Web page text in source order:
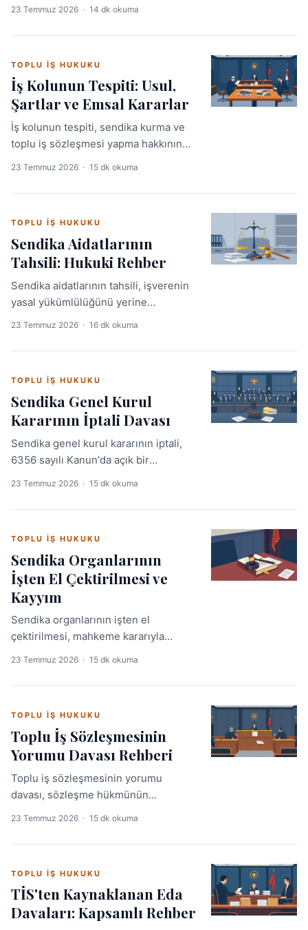
başvurduğu özel bir dava yoludur.
telafi edilemez sonuçlar doğurur.
23 Temmuz 2026 · 14 dk okuma
TOPLU İŞ HUKUKU
İş Kolunun Tespiti: Usul,
Şartlar ve Emsal Kararlar
İş kolunun tespiti, sendika kurma ve
toplu iş sözleşmesi yapma hakkının
mahkemesinde dava açılabilir; bu
açısından belirleyici sonuçlar doğurur.
23 Temmuz 2026 · 15 dk okuma
TOPLU İŞ HUKUKU
Sendika Aidatlarının
Tahsili: Hukuki Rehber
Sendika aidatlarının tahsili, işverenin
yasal yükümlülüğünü yerine
alabileceği bir iş hukuku davasıdır.
yükümlülüğün temel dayanağını
oluşturmakta, kesinti yapılmaması
durumunda sendikaya hem asıl alacak
doğmaktadır.
23 Temmuz 2026 · 16 dk okuma
TOPLU İŞ HUKUKU
Sendika Genel Kurul
Kararının İptali Davası
Sendika genel kurul kararının iptali,
6356 sayılı Kanun'da açık bir
görülür. Meşru menfaati olan üye veya
23 Temmuz 2026 · 15 dk okuma
TOPLU İŞ HUKUKU
Sendika Organlarının
İşten El Çektirilmesi ve
Kayyım
Sendika organlarının işten el
çektirilmesi, mahkeme kararıyla
atanmasıdır. Bu rehber; yasal dayanak,
sunar.
23 Temmuz 2026 · 15 dk okuma
TOPLU İŞ HUKUKU
Toplu İş Sözleşmesinin
Yorumu Davası Rehberi
Toplu iş sözleşmesinin yorumu
davası, sözleşme hükmünün
doğduğunda açılabilen özel bir tespit
şartları ve Yargıtay içtihadı bu
rehberde ayrıntılı biçimde ele
alınmaktadır.
23 Temmuz 2026 · 15 dk okuma
TOPLU İŞ HUKUKU
TİS'ten Kaynaklanan Eda
Davaları: Kapsamlı Rehber